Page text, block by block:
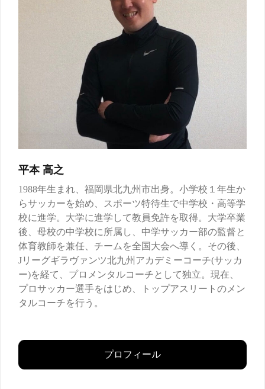
平本 高之
1988年生まれ、福岡県北九州市出身。小学校１年生か
らサッカーを始め、スポーツ特待生で中学校・高等学
校に進学。大学に進学して教員免許を取得。大学卒業
後、母校の中学校に所属し、中学サッカー部の監督と
体育教師を兼任、チームを全国大会へ導く。その後、
Jリーグギラヴァンツ北九州アカデミーコーチ(サッカ
ー)を経て、プロメンタルコーチとして独立。現在、
プロサッカー選手をはじめ、トップアスリートのメン
タルコーチを行う。
プロフィール